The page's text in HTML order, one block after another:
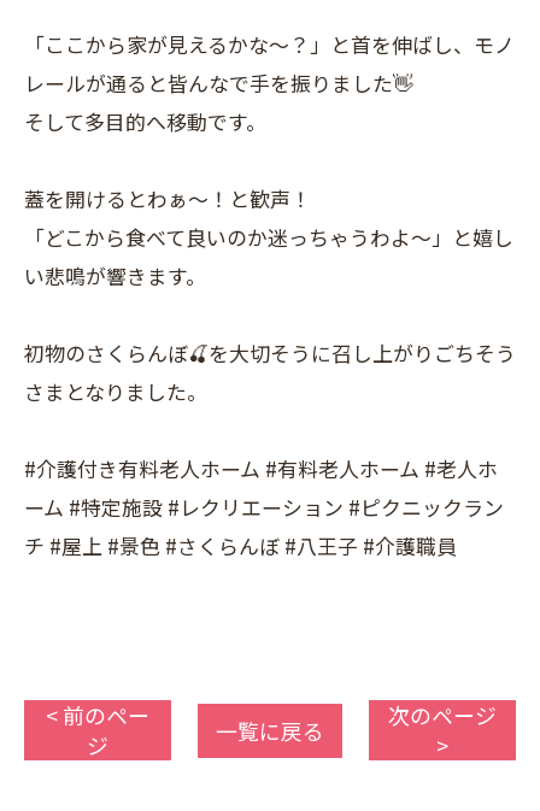
「ここから家が見えるかな〜？」と首を伸ばし、モノ
レールが通ると皆んなで手を振りました👋
そして多目的へ移動です。
蓋を開けるとわぁ〜！と歓声！
「どこから食べて良いのか迷っちゃうわよ〜」と嬉し
い悲鳴が響きます。
初物のさくらんぼ🍒を大切そうに召し上がりごちそう
さまとなりました。
#介護付き有料老人ホーム #有料老人ホーム #老人ホ
ーム #特定施設 #レクリエーション #ピクニックラン
チ #屋上 #景色 #さくらんぼ #八王子 #介護職員
< 前のペー
ジ
一覧に戻る
次のページ
>